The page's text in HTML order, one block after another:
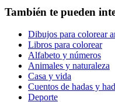
También te pueden
Dibujos para colorear
Libros para colorear
Alfabeto y números
Animales y naturaleza
Casa y vida
Cuentos de hadas y
Deporte